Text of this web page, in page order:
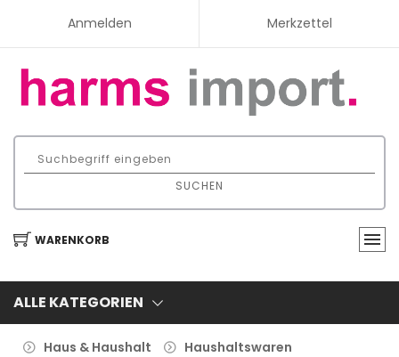
Anmelden Merkzettel
SUCHEN
WARENKORB
ALLE KATEGORIEN
Haus & Haushalt Haushaltswaren